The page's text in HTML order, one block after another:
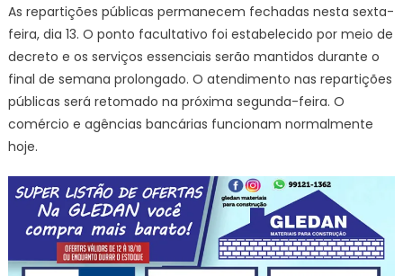
As repartições públicas permanecem fechadas nesta sexta-
feira, dia 13. O ponto facultativo foi estabelecido por meio de
decreto e os serviços essenciais serão mantidos durante o
final de semana prolongado. O atendimento nas repartições
públicas será retomado na próxima segunda-feira. O
comércio e agências bancárias funcionam normalmente
hoje.